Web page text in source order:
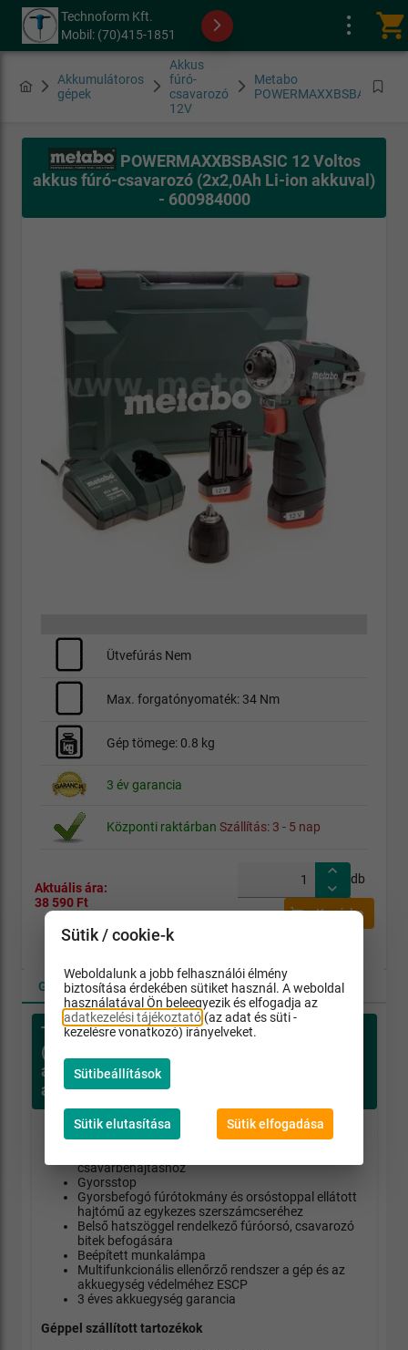
Technoform Kft.
Mobil: (70)415-1851
shopping_cart
Akkumulátoros
gépek
Akkus
fúró-
csavarozó
12V
Metabo
POWERMAXXBSBASIC
POWERMAXXBSBASIC 12 Voltos
akkus fúró-csavarozó (2x2,0Ah Li-ion akkuval)
- 600984000
Ütvefúrás Nem
Max. forgatónyomaték: 34 Nm
Gép tömege: 0.8 kg
3 év garancia
Központi raktárban Szállítás: 3 - 5 nap
Aktuális ára:
38 590 Ft
db
Kosárba
Gépadatok Jótállás Tartozékok
Termékleírás
(MetaboPOWERMAXXBSBASIC 12 Voltos
akkus fúró-csavarozó (2x2,0Ah Li-ion
akkuval))
Variospeed (V) elektronika
csavarbehajtáshoz
Gyorsstop
Gyorsbefogó fúrótokmány és orsóstoppal ellátott
hajtómű az egykezes szerszámcseréhez
Belső hatszöggel rendelkező fúróorsó, csavarozó
bitek befogására
Beépített munkalámpa
Multifunkcionális ellenőrző rendszer a gép és az
akkuegység védelméhez ESCP
3 éves akkuegység garancia
Géppel szállított tartozékok
Sütik / cookie-k
Weboldalunk a jobb felhasználói élmény
biztosítása érdekében sütiket használ. A weboldal
használatával Ön beleegyezik és elfogadja az
adatkezelési tájékoztató (az adat és süti -
kezelésre vonatkozó) irányelveket.
Sütibeállítások
Sütik elutasítása Sütik elfogadása